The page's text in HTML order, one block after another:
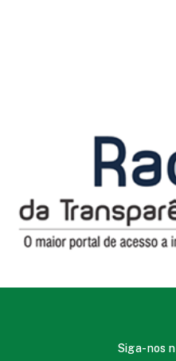
Siga-nos